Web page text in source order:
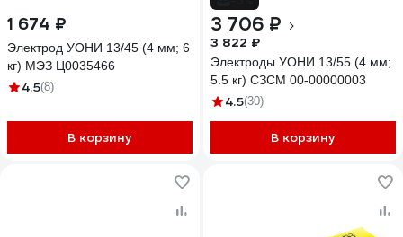
1 674 ₽
Электрод УОНИ 13/45 (4 мм; 6
кг) МЭЗ Ц0035466
4.5(8)
В корзину
3 706 ₽
3 822 ₽
Электроды УОНИ 13/55 (4 мм;
5.5 кг) СЗСМ 00-00000003
4.5(30)
В корзину